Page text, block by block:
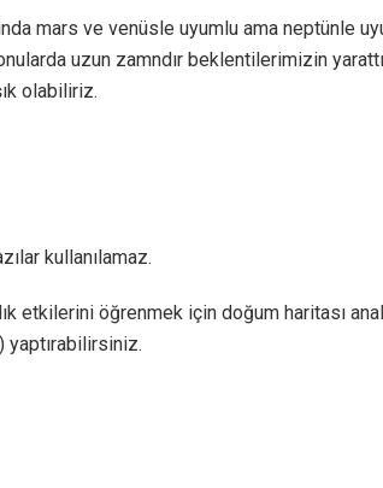
mars ve venüsle uyumlu ama neptünle
uzun zamndır beklentilerimizin
olabiliriz.
kullanılamaz.
etkilerini öğrenmek için doğum haritası
yaptırabilirsiniz.